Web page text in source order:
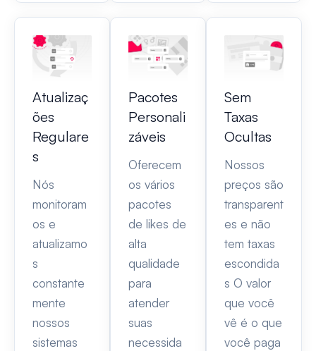
Atualizaç
ões
Regulare
s
Nós
monitoram
os e
atualizamo
s
constante
mente
nossos
sistemas
Pacotes
Personali
záveis
Oferecem
os vários
pacotes
de likes de
alta
qualidade
para
atender
suas
necessida
Sem
Taxas
Ocultas
Nossos
preços são
transparent
es e não
tem taxas
escondida
s O valor
que você
vê é o que
você paga